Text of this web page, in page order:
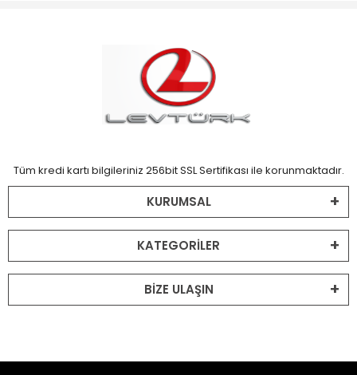
Tüm kredi kartı bilgileriniz 256bit SSL Sertifikası ile korunmaktadır.
KURUMSAL
KATEGORİLER
BİZE ULAŞIN